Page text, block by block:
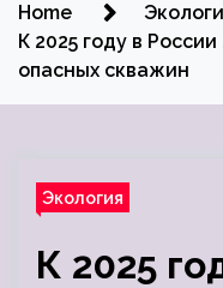
Home
К 2025 году в
опасных скважин
Экология
К 2025